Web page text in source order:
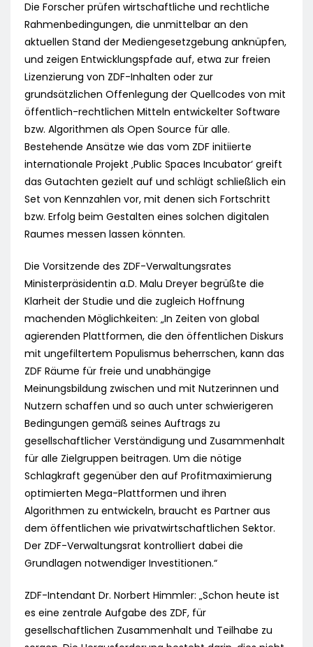
Die Forscher prüfen wirtschaftliche und rechtliche
Rahmenbedingungen, die unmittelbar an den
aktuellen Stand der Mediengesetzgebung anknüpfen,
und zeigen Entwicklungspfade auf, etwa zur freien
Lizenzierung von ZDF-Inhalten oder zur
grundsätzlichen Offenlegung der Quellcodes von mit
öffentlich-rechtlichen Mitteln entwickelter Software
bzw. Algorithmen als Open Source für alle.
Bestehende Ansätze wie das vom ZDF initiierte
internationale Projekt ‚Public Spaces Incubator‘ greift
das Gutachten gezielt auf und schlägt schließlich ein
Set von Kennzahlen vor, mit denen sich Fortschritt
bzw. Erfolg beim Gestalten eines solchen digitalen
Raumes messen lassen könnten.
Die Vorsitzende des ZDF-Verwaltungsrates
Ministerpräsidentin a.D. Malu Dreyer begrüßte die
Klarheit der Studie und die zugleich Hoffnung
machenden Möglichkeiten: „In Zeiten von global
agierenden Plattformen, die den öffentlichen Diskurs
mit ungefiltertem Populismus beherrschen, kann das
ZDF Räume für freie und unabhängige
Meinungsbildung zwischen und mit Nutzerinnen und
Nutzern schaffen und so auch unter schwierigeren
Bedingungen gemäß seines Auftrags zu
gesellschaftlicher Verständigung und Zusammenhalt
für alle Zielgruppen beitragen. Um die nötige
Schlagkraft gegenüber den auf Profitmaximierung
optimierten Mega-Plattformen und ihren
Algorithmen zu entwickeln, braucht es Partner aus
dem öffentlichen wie privatwirtschaftlichen Sektor.
Der ZDF-Verwaltungsrat kontrolliert dabei die
Grundlagen notwendiger Investitionen.“
ZDF-Intendant Dr. Norbert Himmler: „Schon heute ist
es eine zentrale Aufgabe des ZDF, für
gesellschaftlichen Zusammenhalt und Teilhabe zu